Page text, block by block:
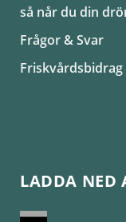
så når du din
Frågor & Svar
Friskvårdsbidrag
LADDA NED